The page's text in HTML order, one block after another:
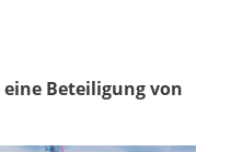
Beteiligung von